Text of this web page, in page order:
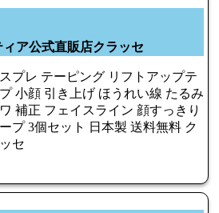
ア公式直販店クラッセ
プレ テーピング リフトアップテ
小顔 引き上げ ほうれい線 たるみ
補正 フェイスライン 顔すっきり
プ 3個セット 日本製 送料無料 ク
セ